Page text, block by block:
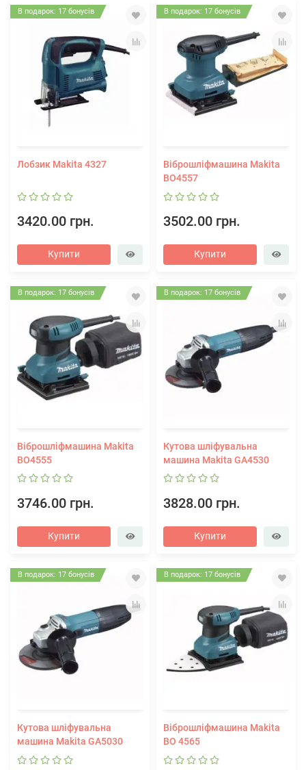
В подарок: 17 бонусів
Лобзик Makita 4327
3420.00 грн.
Купити
В подарок: 17 бонусів
Віброшліфмашина Makita
BO4557
3502.00 грн.
Купити
В подарок: 17 бонусів
Віброшліфмашина Makita
BO4555
3746.00 грн.
Купити
В подарок: 17 бонусів
Кутова шліфувальна
машина Makita GA4530
3828.00 грн.
Купити
В подарок: 17 бонусів
Кутова шліфувальна
машина Makita GA5030
В подарок: 17 бонусів
Віброшліфмашина Makita
BO 4565